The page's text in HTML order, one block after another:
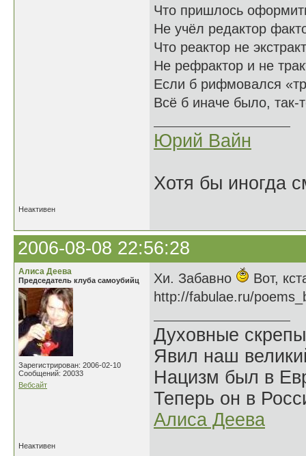
Что пришлось
Не учёл редактор
Что реактор не
Не рефрактор и не
Если б рифмовался
Всё б иначе было, так-
Юрий Вайн
Хотя бы иногда
Неактивен
2006-08-08 22:56:28
Алиса Деева
Председатель клуба самоубийц
Зарегистрирован: 2006-02-10
Сообщений: 20033
Вебсайт
Хи. Забавно
Вот,
http://fabulae.ru/
Духовные
Явил наш
Нацизм был в
Теперь он в
Алиса Деева
Неактивен